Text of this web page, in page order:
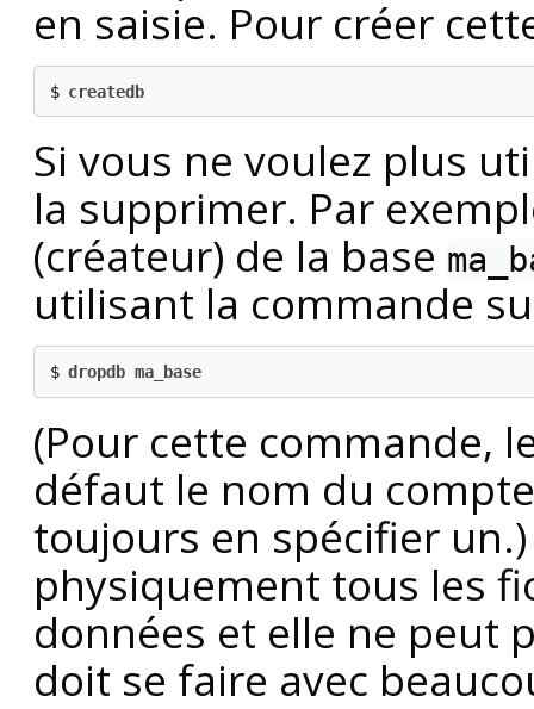
en saisie. Pour créer
$ createdb
Si vous ne voulez plus
la supprimer. Par
(créateur) de la base
utilisant la commande
$ dropdb ma_base
(Pour cette commande,
défaut le nom du
toujours en spécifier
physiquement tous les
données et elle ne peut
doit se faire avec